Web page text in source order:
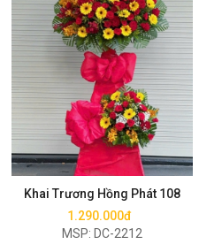
Khai Trương Hồng Phát 108
1.290.000đ
MSP: DC-2212
Mua ngay